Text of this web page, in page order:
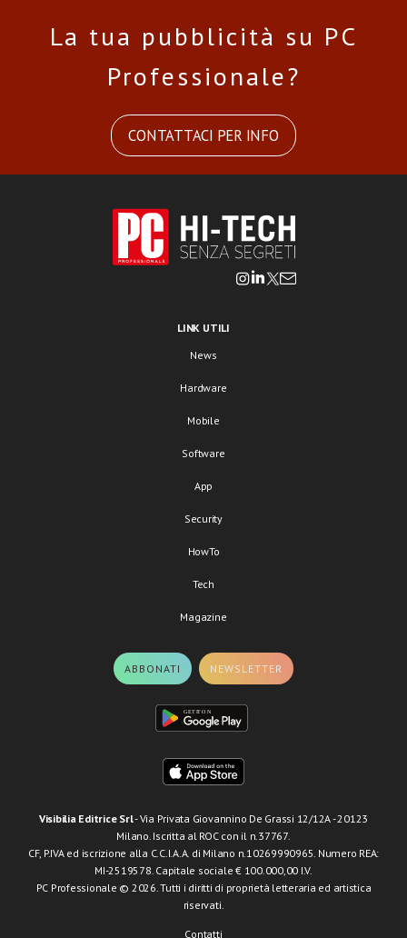
La tua pubblicità su PC
Professionale?
CONTATTACI PER INFO
LINK UTILI
News
Hardware
Mobile
Software
App
Security
HowTo
Tech
Magazine
ABBONATI NEWSLETTER
Visibilia Editrice Srl- Via Privata Giovannino De Grassi 12/12A - 20123
Milano. Iscritta al ROC con il n.37767.
CF, P.IVA ed iscrizione alla C.C.I.A.A. di Milano n.10269990965. Numero REA:
MI-2519578. Capitale sociale € 100.000,00 I.V.
PC Professionale © 2026. Tutti i diritti di proprietà letteraria ed artistica
riservati.
Contatti